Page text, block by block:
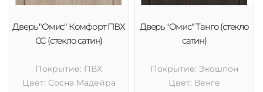
Дверь "Омис" Комфорт ПВХ
СС (стекло сатин)
Покрытие: ПВХ
Цвет: Cосна Мадейра
Дверь "Омис" Танго (стекло
сатин)
Покрытие: Экошпон
Цвет: Венге